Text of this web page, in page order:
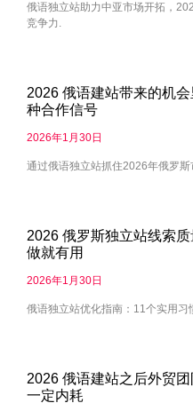
俄语独立站助力中亚市场开拓，
竞争力.
2026 俄语建站带来的机
种合作信号
2026年1月30日
通过俄语独立站抓住2026年俄罗
2026 俄罗斯独立站线索
做就有用
2026年1月30日
俄语独立站优化指南：11个实用习
2026 俄语建站之后外贸
一定内耗